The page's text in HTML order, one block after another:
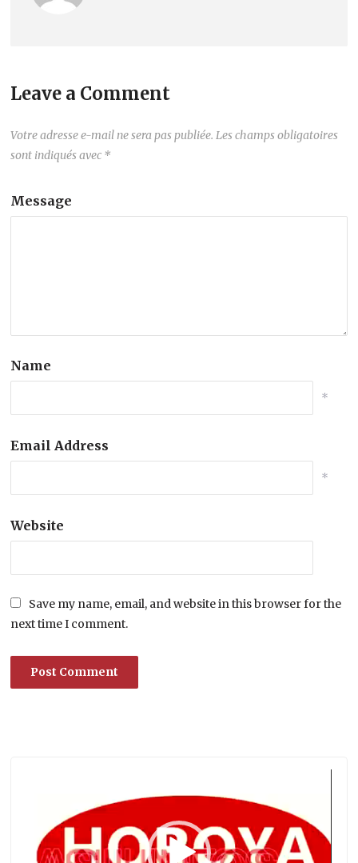
Leave a Comment
Votre adresse e-mail ne sera pas publiée. Les champs obligatoires
sont indiqués avec *
Message
Name
*
Email Address
*
Website
Save my name, email, and website in this browser for the
next time I comment.